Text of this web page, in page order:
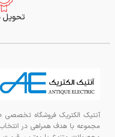
تحویل
آنتیک الکتریک فروشگاه
مجموعه با هدف همراهی در